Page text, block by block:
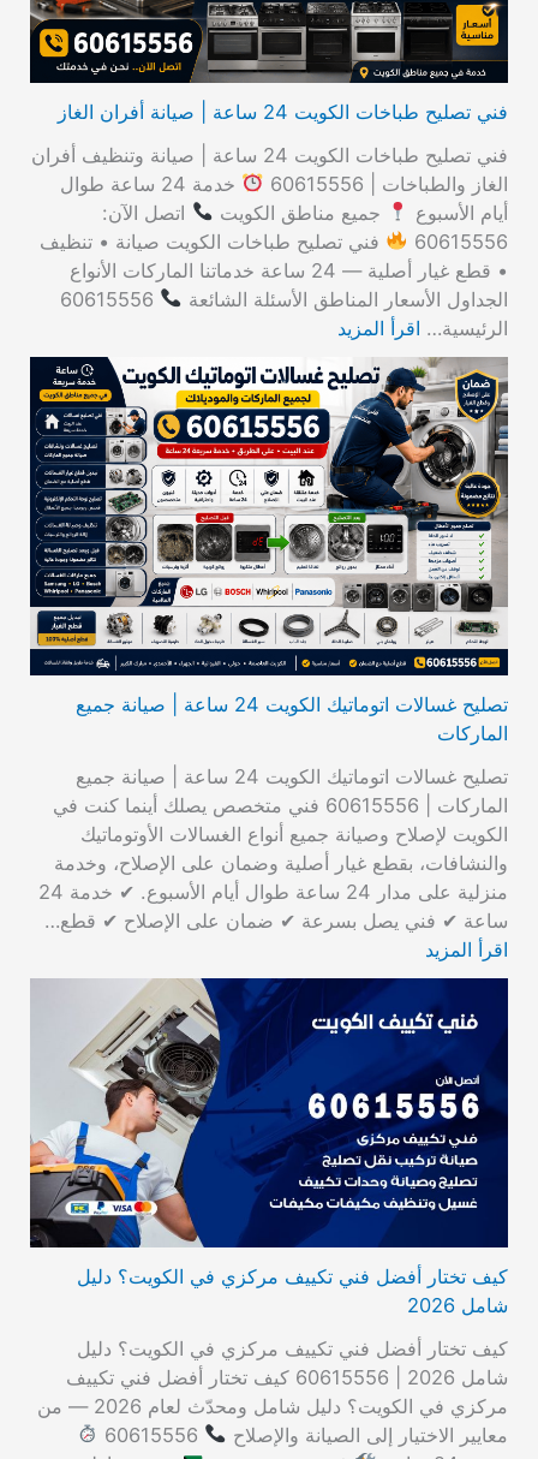
فني تصليح طباخات الكويت 24 ساعة | صيانة أفران الغاز
فني تصليح طباخات الكويت 24 ساعة | صيانة وتنظيف أفران
الغاز والطباخات | 60615556
خدمة 24 ساعة طوال
أيام الأسبوع
جميع مناطق الكويت
اتصل الآن:
60615556
فني تصليح طباخات الكويت صيانة • تنظيف
• قطع غيار أصلية — 24 ساعة خدماتنا الماركات الأنواع
الجداول الأسعار المناطق الأسئلة الشائعة
60615556
الرئيسية… اقرأ المزيد
تصليح غسالات اتوماتيك الكويت 24 ساعة | صيانة جميع
الماركات
تصليح غسالات اتوماتيك الكويت 24 ساعة | صيانة جميع
الماركات | 60615556 فني متخصص يصلك أينما كنت في
الكويت لإصلاح وصيانة جميع أنواع الغسالات الأوتوماتيك
والنشافات، بقطع غيار أصلية وضمان على الإصلاح، وخدمة
منزلية على مدار 24 ساعة طوال أيام الأسبوع. ✔ خدمة 24
ساعة ✔ فني يصل بسرعة ✔ ضمان على الإصلاح ✔ قطع…
اقرأ المزيد
كيف تختار أفضل فني تكييف مركزي في الكويت؟ دليل
شامل 2026
كيف تختار أفضل فني تكييف مركزي في الكويت؟ دليل
شامل 2026 | 60615556 كيف تختار أفضل فني تكييف
مركزي في الكويت؟ دليل شامل ومحدّث لعام 2026 — من
معايير الاختيار إلى الصيانة والإصلاح